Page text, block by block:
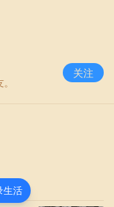
关注
生活